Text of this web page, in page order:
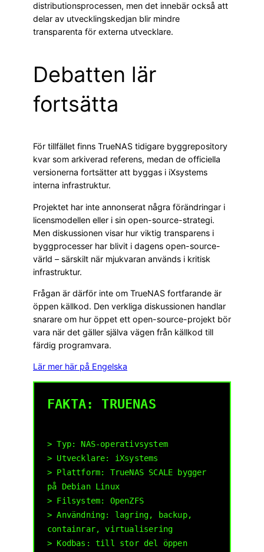
distributionsprocessen, men det innebär också att
delar av utvecklingskedjan blir mindre
transparenta för externa utvecklare.
Debatten lär
fortsätta
För tillfället finns TrueNAS tidigare byggrepository
kvar som arkiverad referens, medan de officiella
versionerna fortsätter att byggas i iXsystems
interna infrastruktur.
Projektet har inte annonserat några förändringar i
licensmodellen eller i sin open-source-strategi.
Men diskussionen visar hur viktig transparens i
byggprocesser har blivit i dagens open-source-
värld – särskilt när mjukvaran används i kritisk
infrastruktur.
Frågan är därför inte om TrueNAS fortfarande är
öppen källkod. Den verkliga diskussionen handlar
snarare om hur öppet ett open-source-projekt bör
vara när det gäller själva vägen från källkod till
färdig programvara.
Lär mer här på Engelska
FAKTA: TRUENAS
> Typ: NAS-operativsystem
> Utvecklare: iXsystems
> Plattform: TrueNAS SCALE bygger
på Debian Linux
> Filsystem: OpenZFS
> Användning: lagring, backup,
containrar, virtualisering
> Kodbas: till stor del öppen